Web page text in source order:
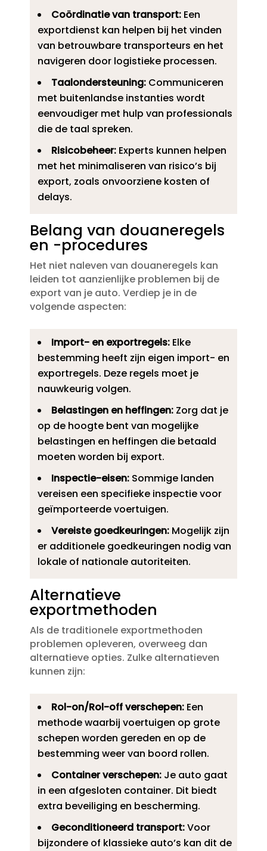
Coördinatie van transport:Een
exportdienst kan helpen bij het vinden
van betrouwbare transporteurs en het
navigeren door logistieke processen.​
Taalondersteuning:Communiceren
met buitenlandse instanties wordt
eenvoudiger met hulp van professionals
die de taal spreken.​
Risicobeheer:Experts kunnen helpen
met het minimaliseren van risico’s bij
export, zoals onvoorziene kosten of
delays.​
Belang van douaneregels
en -procedures
Het niet naleven van douaneregels kan
leiden tot aanzienlijke problemen bij de
export van je auto.​ Verdiep je in de
volgende aspecten:
Import- en exportregels:Elke
bestemming heeft zijn eigen import- en
exportregels.​ Deze regels moet je
nauwkeurig volgen.​
Belastingen en heffingen:Zorg dat je
op de hoogte bent van mogelijke
belastingen en heffingen die betaald
moeten worden bij export.​
Inspectie-eisen:Sommige landen
vereisen een specifieke inspectie voor
geïmporteerde voertuigen.​
Vereiste goedkeuringen:Mogelijk zijn
er additionele goedkeuringen nodig van
lokale of nationale autoriteiten.​
Alternatieve
exportmethoden
Als de traditionele exportmethoden
problemen opleveren, overweeg dan
alternatieve opties.​ Zulke alternatieven
kunnen zijn:
Rol-on/Rol-off verschepen:Een
methode waarbij voertuigen op grote
schepen worden gereden en op de
bestemming weer van boord rollen.​
Container verschepen:Je auto gaat
in een afgesloten container.​ Dit biedt
extra beveiliging en bescherming.​
Geconditioneerd transport:Voor
bijzondere of klassieke auto’s kan dit de